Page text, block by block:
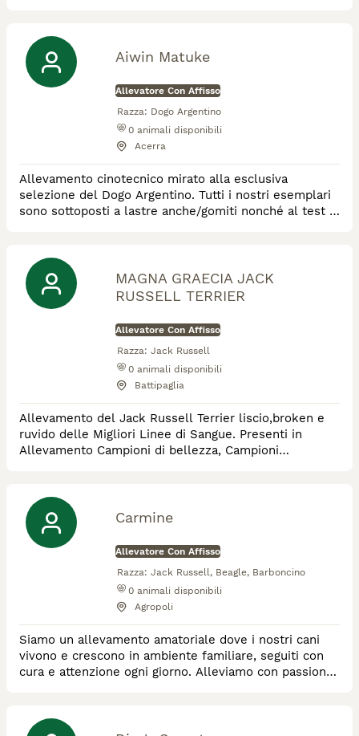
Aiwin Matuke
Allevatore Con Affisso
Razza: Dogo Argentino
0 animali disponibili
Acerra
Allevamento cinotecnico mirato alla esclusiva
selezione del Dogo Argentino. Tutti i nostri esemplari
sono sottoposti a lastre anche/gomiti nonché al test di
MAGNA GRAECIA JACK
RUSSELL TERRIER
Allevatore Con Affisso
Razza: Jack Russell
0 animali disponibili
Battipaglia
Allevamento del Jack Russell Terrier liscio,broken e
ruvido delle Migliori Linee di Sangue. Presenti in
Allevamento Campioni di bellezza, Campioni
Carmine
Allevatore Con Affisso
Razza: Jack Russell, Beagle, Barboncino
0 animali disponibili
Agropoli
Siamo un allevamento amatoriale dove i nostri cani
vivono e crescono in ambiente familiare, seguiti con
cura e attenzione ogni giorno. Alleviamo con passione
socializzazione e al benessere dei cuccioli.